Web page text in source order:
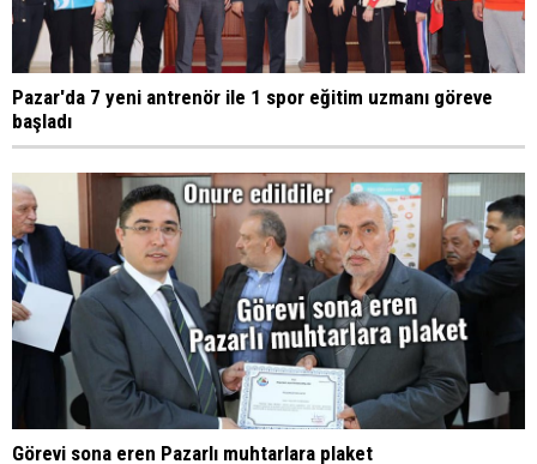
Pazar'da 7 yeni antrenör ile 1 spor eğitim uzmanı göreve
başladı
Görevi sona eren Pazarlı muhtarlara plaket